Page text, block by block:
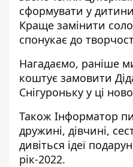
сформувати у
Краще замінити
спонукає до
Нагадаємо, раніше
коштує замовити
Снігуроньку у ці
Також Інформатор
дружині, дівчині,
дивіться ідеї
рік-2022.